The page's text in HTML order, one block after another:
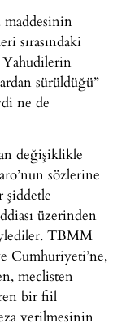
sırasındaki
sürüldüğü”
ne de
değişiklikle
sözlerine
şiddetle
üzerinden
TBMM
Cumhuriyeti’ne,
meclisten
bir fiil
verilmesinin